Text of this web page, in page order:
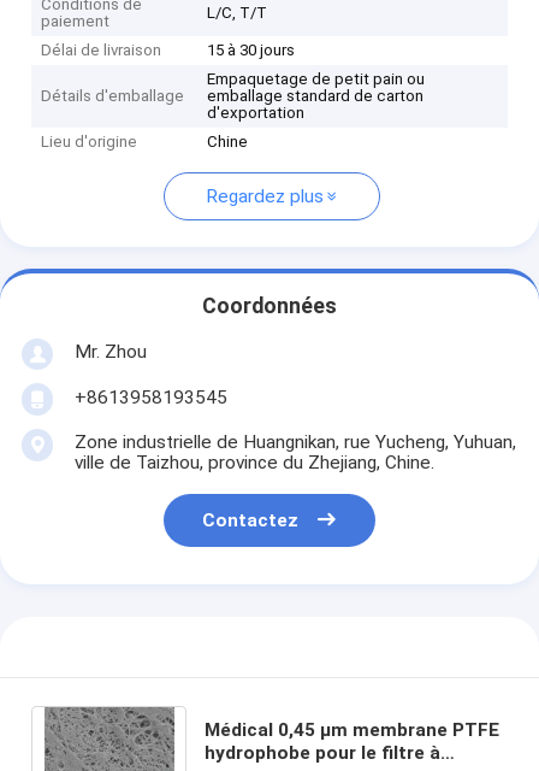
Conditions de
paiement
L/C, T/T
Délai de livraison 15 à 30 jours
Détails d'emballage
Empaquetage de petit pain ou
emballage standard de carton
d'exportation
Lieu d'origine
Chine
Regardez plus
Coordonnées
Mr. Zhou
+8613958193545
Zone industrielle de Huangnikan, rue Yucheng, Yuhuan,
ville de Taizhou, province du Zhejiang, Chine.
Contactez
Médical 0,45 μm membrane PTFE
hydrophobe pour le filtre à